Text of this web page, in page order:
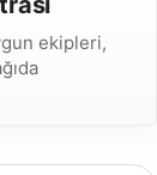
ekipleri,